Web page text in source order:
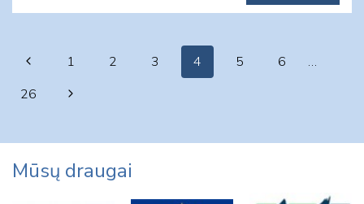
Page
navigation
Previous
Page
1 2 3 4 5 6
…
26
Next
Mūsų draugai